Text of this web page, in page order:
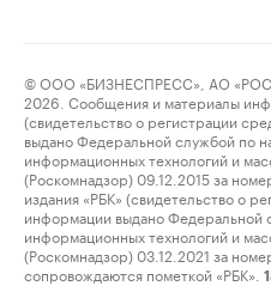
© ООО «БИЗНЕСПРЕСС», АО
2026. Сообщения и материалы
(свидетельство о регистрации
выдано Федеральной службой по
информационных технологий и
(Роскомнадзор) 09.12.2015 за
издания «РБК» (свидетельство о
информации выдано Федеральной
информационных технологий и
(Роскомнадзор) 03.12.2021 за
сопровождаются пометкой «РБК».